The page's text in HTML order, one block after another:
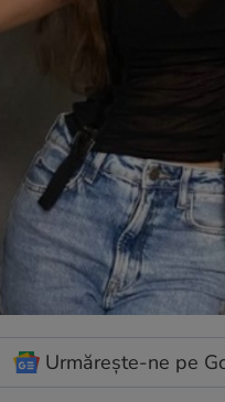
Urmărește-ne pe